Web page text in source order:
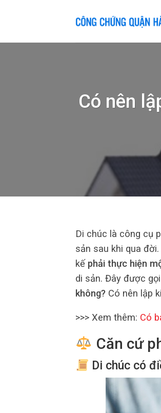
Có nên
Di chúc là công cụ
sản sau khi qua
kế phải thực hiện
di sản. Đây được
không? Có nên lập
>>> Xem thêm: Có
Căn cứ
Di chúc có